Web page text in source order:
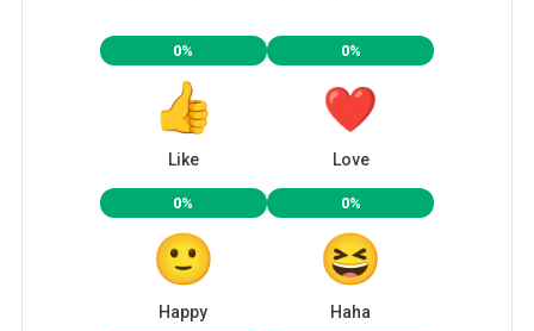
0%
Like
0%
Love
0%
Happy
0%
Haha